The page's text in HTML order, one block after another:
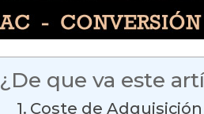
¿De que va este
Coste de